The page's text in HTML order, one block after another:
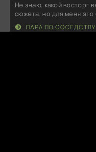
Не знаю, какой восторг
сюжета, но для меня это
ПАРА ПО СОСЕДСТВУ